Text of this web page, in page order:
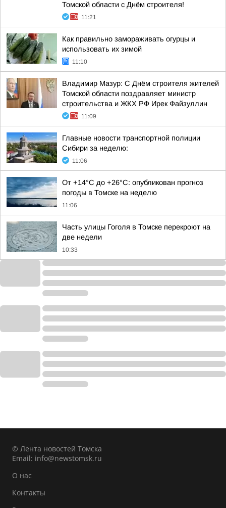
Томской области с Днём строителя!
11:21
Как правильно замораживать огурцы и
использовать их зимой
11:10
Владимир Мазур: С Днём строителя жителей
Томской области поздравляет министр
строительства и ЖКХ РФ Ирек Файзуллин
11:09
Главные новости транспортной полиции
Сибири за неделю:
11:06
От +14°С до +26°С: опубликован прогноз
погоды в Томске на неделю
11:06
Часть улицы Гоголя в Томске перекроют на
две недели
10:33
© Лента новостей Томска
Email: info@newstomsk.ru
О нас
Контакты